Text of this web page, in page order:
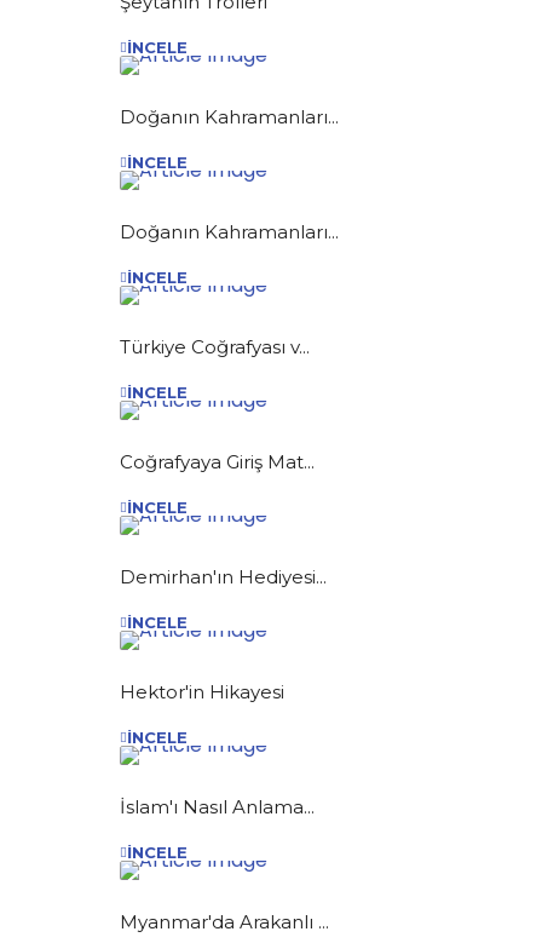
İNCELE
Doğanın Kahramanları...
İNCELE
Doğanın Kahramanları...
İNCELE
Türkiye Coğrafyası v...
İNCELE
Coğrafyaya Giriş Mat...
İNCELE
Demirhan'ın Hediyesi...
İNCELE
Hektor'in Hikayesi
İNCELE
İslam'ı Nasıl Anlama...
İNCELE
Myanmar'da Arakanlı ...